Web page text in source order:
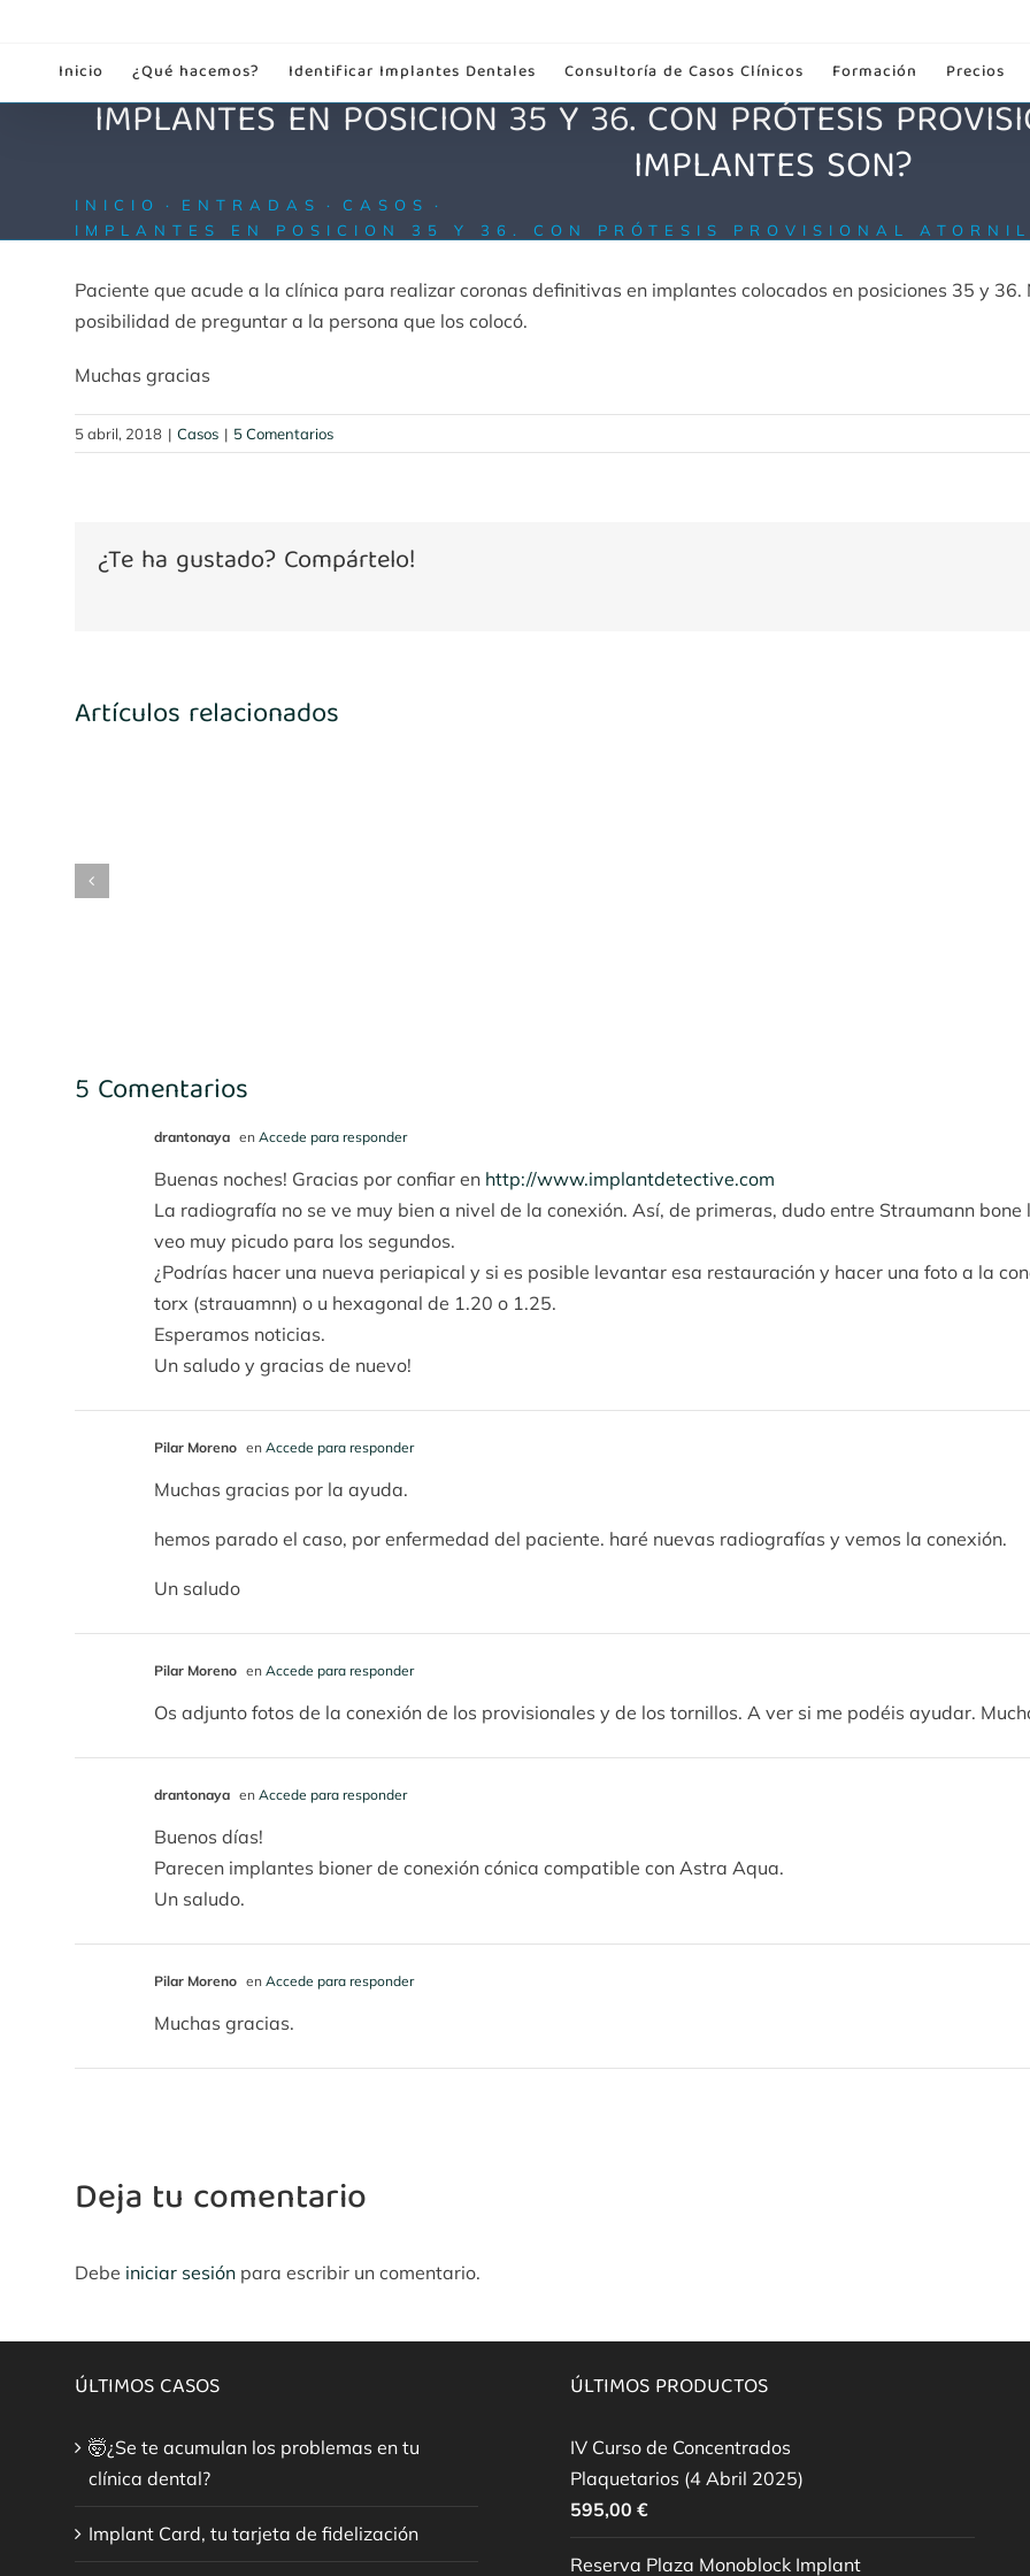
contenidoInicio ¿Qué hacemos? Identificar Implantes Dentales Consultoría de Casos Clínicos Formación Precios
IMPLANTES EN POSICION 35 Y 36. CON PRÓTESIS
IMPLANTES SON?
INICIO ENTRADAS
CASOS
IMPLANTES EN POSICION 35 Y 36. CON PRÓTESIS PROVISIONAL
Paciente que acude a la clínica para realizar coronas definitivas en implantes colocados en posiciones 35 y
posibilidad de preguntar a la persona que los colocó.
Muchas gracias
5 abril, 2018 | Casos | 5 Comentarios
¿Te ha gustado? Compártelo!
Artículos relacionados
5 Comentarios
drantonaya en Accede para responder
Buenas noches! Gracias por confiar en http://www.implantdetective.com
La radiografía no se ve muy bien a nivel de la conexión. Así, de primeras, dudo entre Straumann
veo muy picudo para los segundos.
¿Podrías hacer una nueva periapical y si es posible levantar esa restauración y hacer una foto a la
torx (strauamnn) o u hexagonal de 1.20 o 1.25.
Esperamos noticias.
Un saludo y gracias de nuevo!
Pilar Moreno en Accede para responder
Muchas gracias por la ayuda.
hemos parado el caso, por enfermedad del paciente. haré nuevas radiografías y vemos la conexión.
Un saludo
Pilar Moreno en Accede para responder
Os adjunto fotos de la conexión de los provisionales y de los tornillos. A ver si me podéis ayudar.
drantonaya en Accede para responder
Buenos días!
Parecen implantes bioner de conexión cónica compatible con Astra Aqua.
Un saludo.
Pilar Moreno en Accede para responder
Muchas gracias.
Deja tu comentario
Debe iniciar sesión para escribir un comentario.
ÚLTIMOS CASOS
🤯¿Se te acumulan los problemas en tu
clínica dental?
Implant Card, tu tarjeta de fidelización
ÚLTIMOS PRODUCTOS
IV Curso de Concentrados
Plaquetarios (4 Abril 2025)
595,00€
Reserva Plaza Monoblock Implant